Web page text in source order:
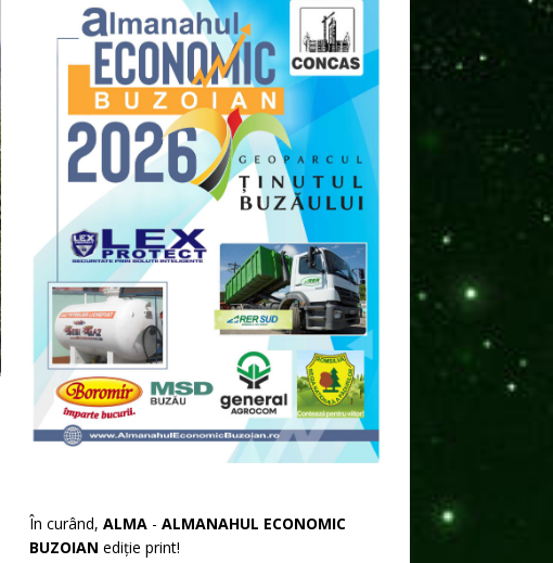
În curând, ALMA - ALMANAHUL ECONOMIC
BUZOIAN ediție print!